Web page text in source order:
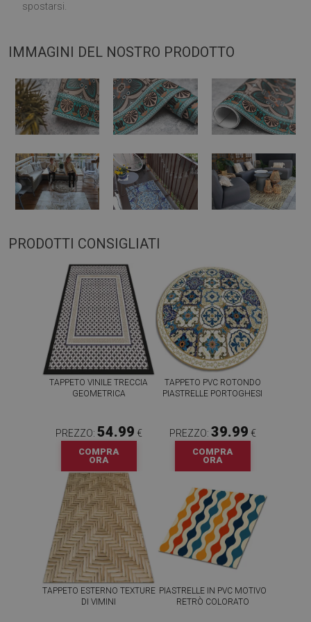
spostarsi.
IMMAGINI DEL NOSTRO PRODOTTO
PRODOTTI CONSIGLIATI
TAPPETO VINILE TRECCIA
GEOMETRICA
PREZZO: 54.99 €
COMPRA
ORA
TAPPETO PVC ROTONDO
PIASTRELLE PORTOGHESI
PREZZO: 39.99 €
COMPRA
ORA
TAPPETO ESTERNO TEXTURE
DI VIMINI
PIASTRELLE IN PVC MOTIVO
RETRÒ COLORATO